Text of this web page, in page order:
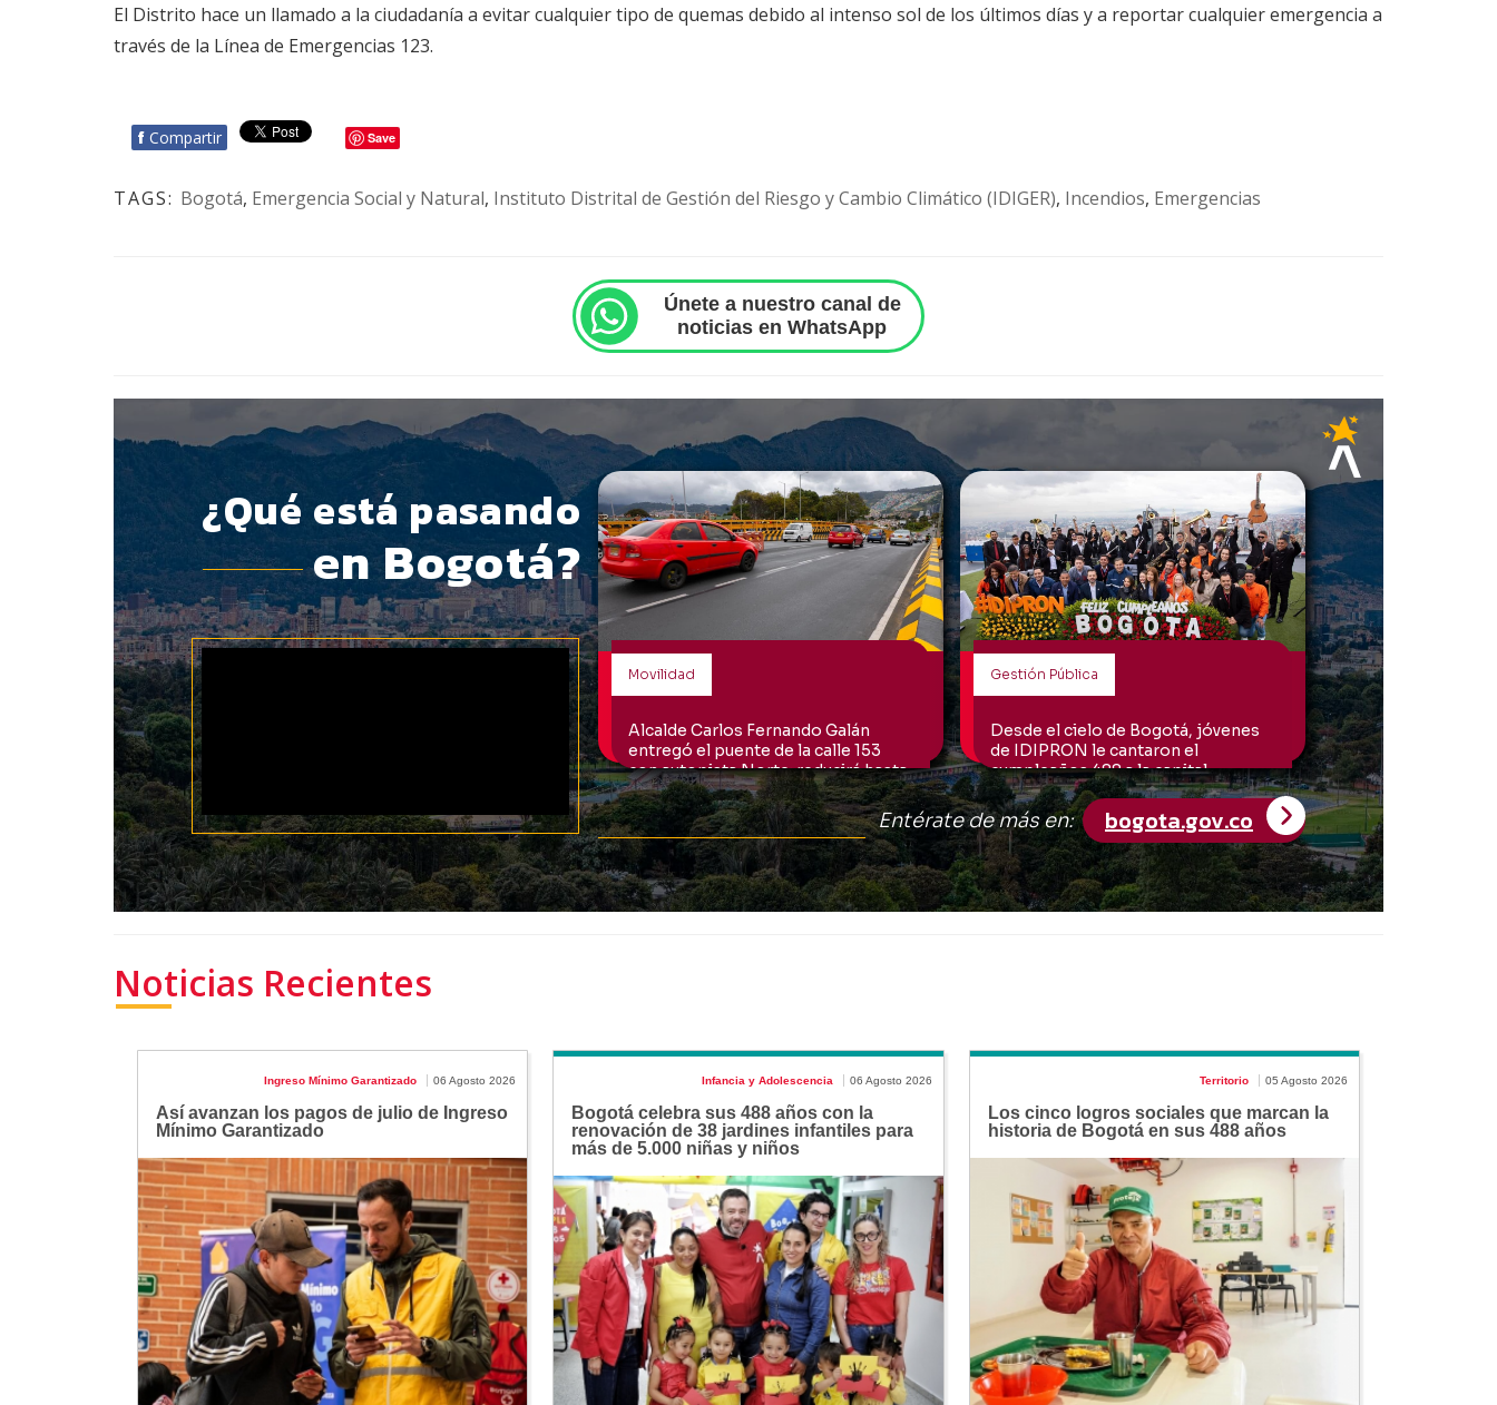
El Distrito hace un llamado a la ciudadanía a evitar cualquier tipo de quemas debido al intenso sol de los últimos días y a reportar cualquier emergencia a
través de la Línea de Emergencias 123.
f Compartir Save
TAGS: Bogotá, Emergencia Social y Natural, Instituto Distrital de Gestión del Riesgo y Cambio Climático (IDIGER), Incendios, Emergencias
Únete a nuestro canal de
noticias en WhatsApp
Noticias Recientes
Ingreso Mínimo Garantizado 06 Agosto 2026
Así avanzan los pagos de julio de Ingreso
Mínimo Garantizado
Infancia y Adolescencia 06 Agosto 2026
Bogotá celebra sus 488 años con la
renovación de 38 jardines infantiles para
más de 5.000 niñas y niños
Territorio 05 Agosto 2026
Los cinco logros sociales que marcan la
historia de Bogotá en sus 488 años